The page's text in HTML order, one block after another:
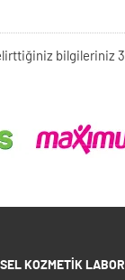
bilgileriniz
KOZMETIK